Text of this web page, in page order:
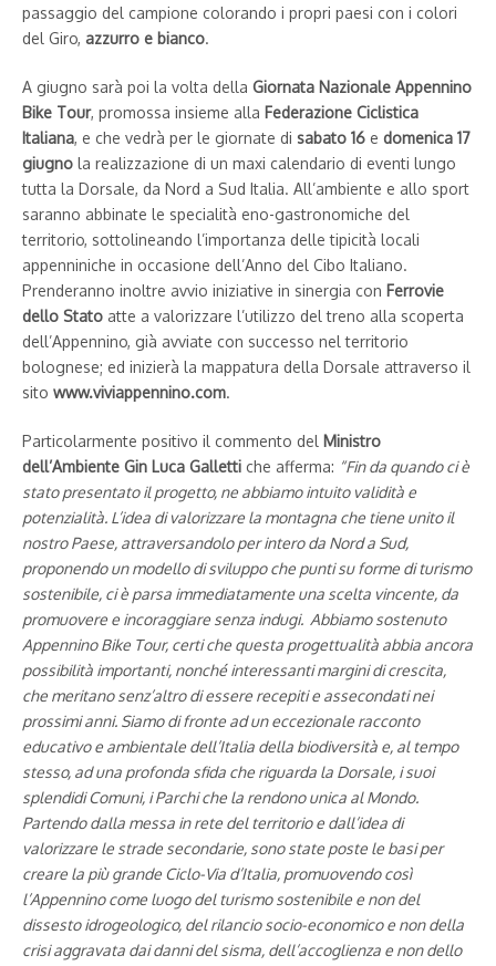
passaggio del campione colorando i propri paesi con i colori
del Giro, azzurro e bianco.
A giugno sarà poi la volta della Giornata Nazionale Appennino
Bike Tour, promossa insieme alla Federazione Ciclistica
Italiana, e che vedrà per le giornate di sabato 16 e domenica 17
giugno la realizzazione di un maxi calendario di eventi lungo
tutta la Dorsale, da Nord a Sud Italia. All’ambiente e allo sport
saranno abbinate le specialità eno-gastronomiche del
territorio, sottolineando l’importanza delle tipicità locali
appenniniche in occasione dell’Anno del Cibo Italiano.
Prenderanno inoltre avvio iniziative in sinergia con Ferrovie
dello Stato atte a valorizzare l’utilizzo del treno alla scoperta
dell’Appennino, già avviate con successo nel territorio
bolognese; ed inizierà la mappatura della Dorsale attraverso il
sito www.viviappennino.com.
Particolarmente positivo il commento del Ministro
dell’Ambiente Gin Luca Galletti che afferma: “Fin da quando ci è
stato presentato il progetto, ne abbiamo intuito validità e
potenzialità. L’idea di valorizzare la montagna che tiene unito il
nostro Paese, attraversandolo per intero da Nord a Sud,
proponendo un modello di sviluppo che punti su forme di turismo
sostenibile, ci è parsa immediatamente una scelta vincente, da
promuovere e incoraggiare senza indugi. Abbiamo sostenuto
Appennino Bike Tour, certi che questa progettualità abbia ancora
possibilità importanti, nonché interessanti margini di crescita,
che meritano senz’altro di essere recepiti e assecondati nei
prossimi anni. Siamo di fronte ad un eccezionale racconto
educativo e ambientale dell’Italia della biodiversità e, al tempo
stesso, ad una profonda sfida che riguarda la Dorsale, i suoi
splendidi Comuni, i Parchi che la rendono unica al Mondo.
Partendo dalla messa in rete del territorio e dall’idea di
valorizzare le strade secondarie, sono state poste le basi per
creare la più grande Ciclo-Via d’Italia, promuovendo così
l’Appennino come luogo del turismo sostenibile e non del
dissesto idrogeologico, del rilancio socio-economico e non della
crisi aggravata dai danni del sisma, dell’accoglienza e non dello